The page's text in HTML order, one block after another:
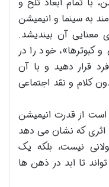
به سینما و انیمیشن
معنایی آن بیندیشد.
کبوترها»، خود را در
قرار دهید و با آن
کلام و نقد اجتماعی
است از قدرت انیمیشن
اثری که نشان می دهد
نیست، بلکه یک
تا ابد در ذهن ها